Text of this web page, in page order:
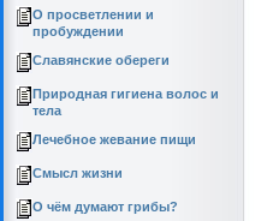
О просветлении и
пробуждении
Славянские обереги
Природная гигиена волос и
тела
Лечебное жевание пищи
Смысл жизни
О чём думают грибы?